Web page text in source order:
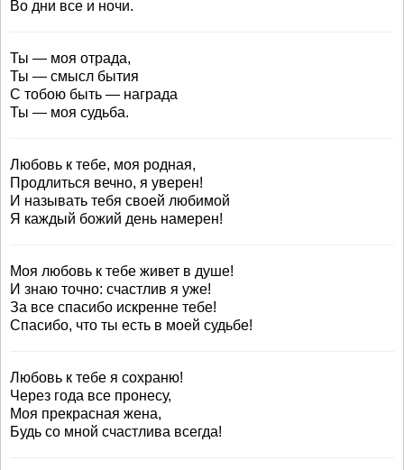
Во дни все и ночи.
Ты — моя отрада,
Ты — смысл бытия
С тобою быть — награда
Ты — моя судьба.
Любовь к тебе, моя родная,
Продлиться вечно, я уверен!
И называть тебя своей любимой
Я каждый божий день намерен!
Моя любовь к тебе живет в душе!
И знаю точно: счастлив я уже!
За все спасибо искренне тебе!
Спасибо, что ты есть в моей судьбе!
Любовь к тебе я сохраню!
Через года все пронесу,
Моя прекрасная жена,
Будь со мной счастлива всегда!